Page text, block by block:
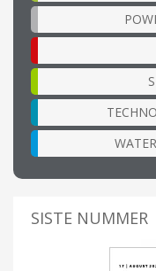
SISTE NUMMER